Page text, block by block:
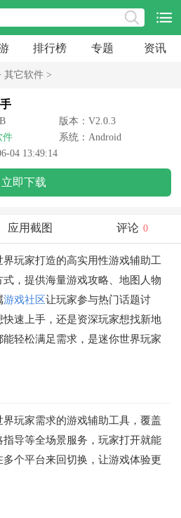
排行榜 专题 资讯
其它软件 >
版本：V2.0.3
件
系统：Android
04 13:49:14
立即下载
应用截图 评论 0
玩家打造的高实用性游戏辅助工
，提供海量游戏攻略、地图人物
游戏社区让玩家参与热门话题讨
速上手，还是资深玩家想找新地
轻松满足需求，是迷你世界玩家
玩家需求的游戏辅助工具，覆盖
导等全场景服务，玩家打开就能
个平台来回切换，让游戏体验更